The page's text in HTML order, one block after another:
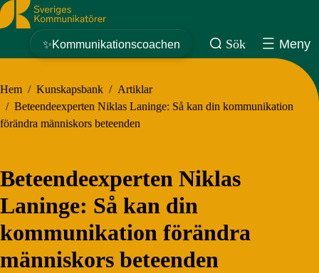
Sveriges Kommunikatörer
✨Kommunikationscoachen Sök Meny
Hem / Kunskapsbank / Artiklar
/ Beteendeexperten Niklas Laninge: Så kan din kommunikation
förändra människors beteenden
Beteendeexperten Niklas
Laninge: Så kan din
kommunikation förändra
människors beteenden